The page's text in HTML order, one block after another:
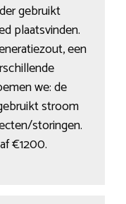
gebruikt
plaatsvinden.
een
we: de
stroom
storingen.
€1200.